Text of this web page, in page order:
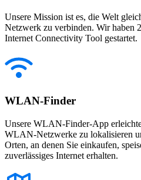
Unsere Mission ist es, die Welt
Netzwerk zu verbinden. Wir haben
Internet Connectivity Tool gestartet.
WLAN-Finder
Unsere WLAN-Finder-App
WLAN-Netzwerke zu lokalisieren
Orten, an denen Sie einkaufen,
zuverlässiges Internet erhalten.